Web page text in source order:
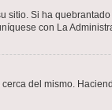
Si ha
con La
del mismo.